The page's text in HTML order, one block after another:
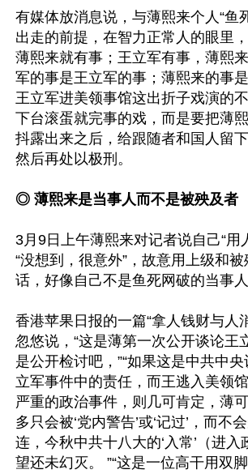
有媒体放消息说，与薄熙来个人“鱼
出走的前提，在智力正常人的眼里
薄熙来就有事；王立军有事，薄熙
军的事是王立军的事；薄熙来的事是
王立军进美领事馆这出折子戏演的
下台滚蛋就完事的戏，而是要把薄
抖露出来之后，给跟随者和国人留
然后再处以极刑。
◎ 薄熙来是当事人而不是被殃及者
3月9日上午薄熙来对记者说自己“用
“没想到，很意外”，故意用上级和
话，好像自己不是鱼死网破的当事人
香港苹果日报的一篇“拿人钱财与人
忽悠说，“这是薄第一次公开谈论王
是公开检讨吧，”“如果这是中共中
立军事件中的责任，而王逃入美领馆
严重的政治事件，则几可肯定，薄
多只会被‘党内警告’或‘记过’，而不
连，今秋中共十八大的‘入常’（进
望还未幻灭。 ”“这是一位高干用双